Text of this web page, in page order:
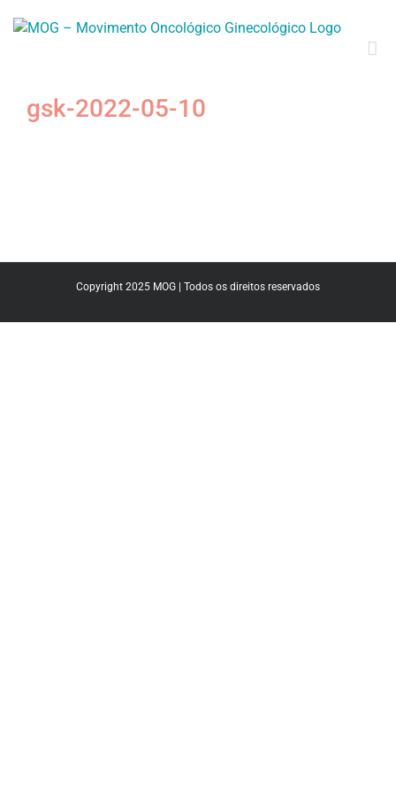
gsk-2022-05-10
Copyright 2025 MOG | Todos os direitos reservados